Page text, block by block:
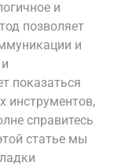
и
позволяет
и
показаться
инструментов,
справитесь
статье мы